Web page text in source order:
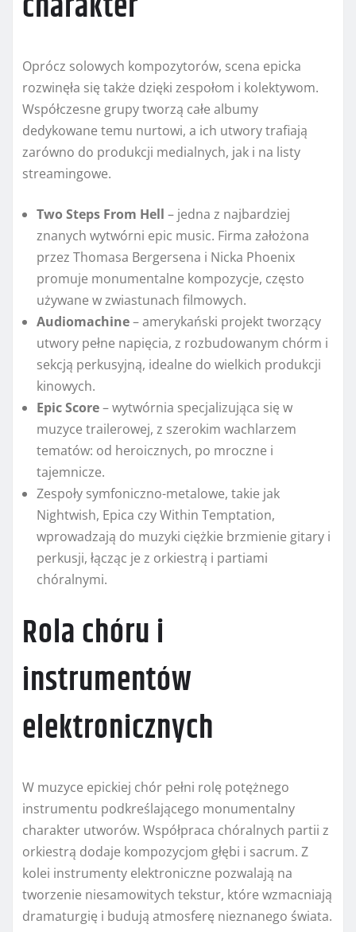
Oprócz solowych kompozytorów, scena epicka
rozwinęła się także dzięki zespołom i kolektywom.
Współczesne grupy tworzą całe albumy
dedykowane temu nurtowi, a ich utwory trafiają
zarówno do produkcji medialnych, jak i na listy
streamingowe.
Two Steps From Hell – jedna z najbardziej
znanych wytwórni epic music. Firma założona
przez Thomasa Bergersena i Nicka Phoenix
promuje monumentalne kompozycje, często
używane w zwiastunach filmowych.
Audiomachine– amerykański projekt tworzący
utwory pełne napięcia, z rozbudowanym chórm i
sekcją perkusyjną, idealne do wielkich produkcji
kinowych.
Epic Score– wytwórnia specjalizująca się w
muzyce trailerowej, z szerokim wachlarzem
tematów: od heroicznych, po mroczne i
tajemnicze.
Zespoły symfoniczno-metalowe, takie jak
Nightwish, Epica czy Within Temptation,
wprowadzają do muzyki ciężkie brzmienie gitary i
perkusji, łącząc je z orkiestrą i partiami
chóralnymi.
Rola chóru i
instrumentów
elektronicznych
W muzyce epickiej chór pełni rolę potężnego
instrumentu podkreślającego monumentalny
charakter utworów. Współpraca chóralnych partii z
orkiestrą dodaje kompozycjom głębi i sacrum. Z
kolei instrumenty elektroniczne pozwalają na
tworzenie niesamowitych tekstur, które wzmacniają
dramaturgię i budują atmosferę nieznanego świata.